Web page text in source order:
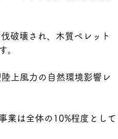
破壊され、木質ペレット
。
上風力の自然環境影響レ
業は全体の10%程度として